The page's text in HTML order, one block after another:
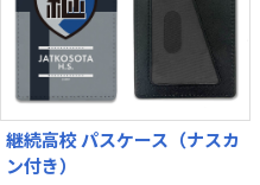
継続高校 パスケース（ナスカ
ン付き）